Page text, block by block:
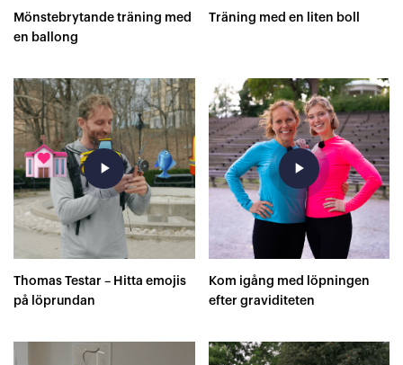
Mönstebrytande träning med
en ballong
Träning med en liten boll
play_arrow
Thomas Testar – Hitta emojis
på löprundan
play_arrow
Kom igång med löpningen
efter graviditeten